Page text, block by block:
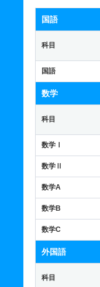
国語
科目
国語
数学
科目
数学Ⅰ
数学Ⅱ
数学A
数学B
数学C
外国語
科目